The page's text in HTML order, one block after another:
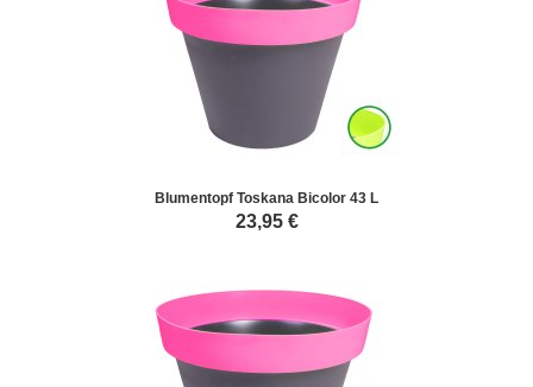
Blumentopf Toskana Bicolor 43 L
23,95€